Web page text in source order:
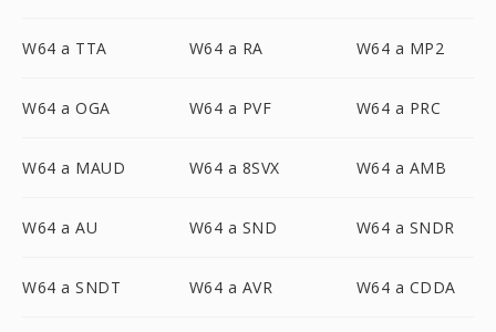
W64 a TTA W64 a RA W64 a MP2
W64 a OGA W64 a PVF W64 a PRC
W64 a MAUD W64 a 8SVX W64 a AMB
W64 a AU W64 a SND W64 a SNDR
W64 a SNDT W64 a AVR W64 a CDDA